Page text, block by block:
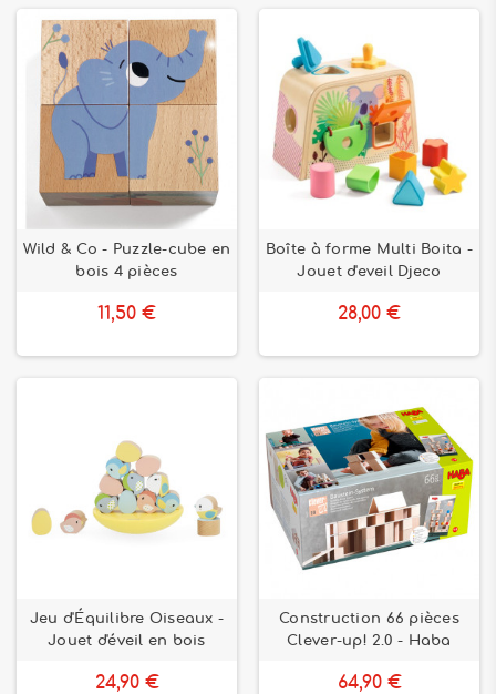
Wild & Co - Puzzle-cube en
bois 4 pièces
11,50 €
Boîte à forme Multi Boita -
Jouet d'eveil Djeco
28,00 €
Jeu d'Équilibre Oiseaux -
Jouet d'éveil en bois
24,90 €
Construction 66 pièces
Clever-up! 2.0 - Haba
64,90 €